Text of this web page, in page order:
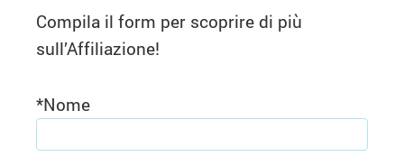
Compila il form per scoprire di più
sull’Affiliazione!
*Nome